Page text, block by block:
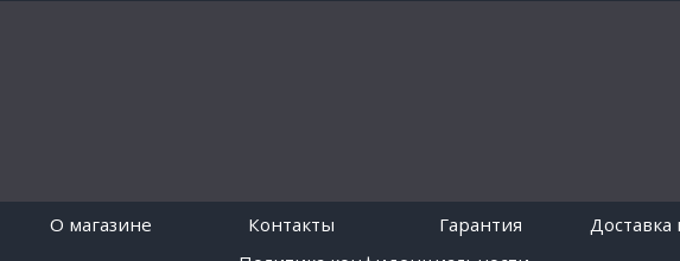
O магазине Контакты Гарантия Доставка